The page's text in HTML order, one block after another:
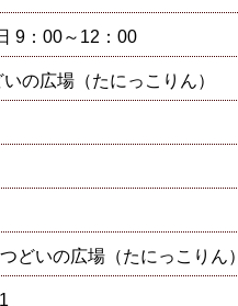
9：00～12：00
の広場（たにっこりん）
どいの広場（たにっこりん）